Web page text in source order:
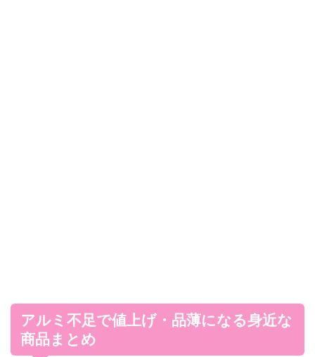
アルミ不足で値上げ・品薄になる身近な
商品まとめ